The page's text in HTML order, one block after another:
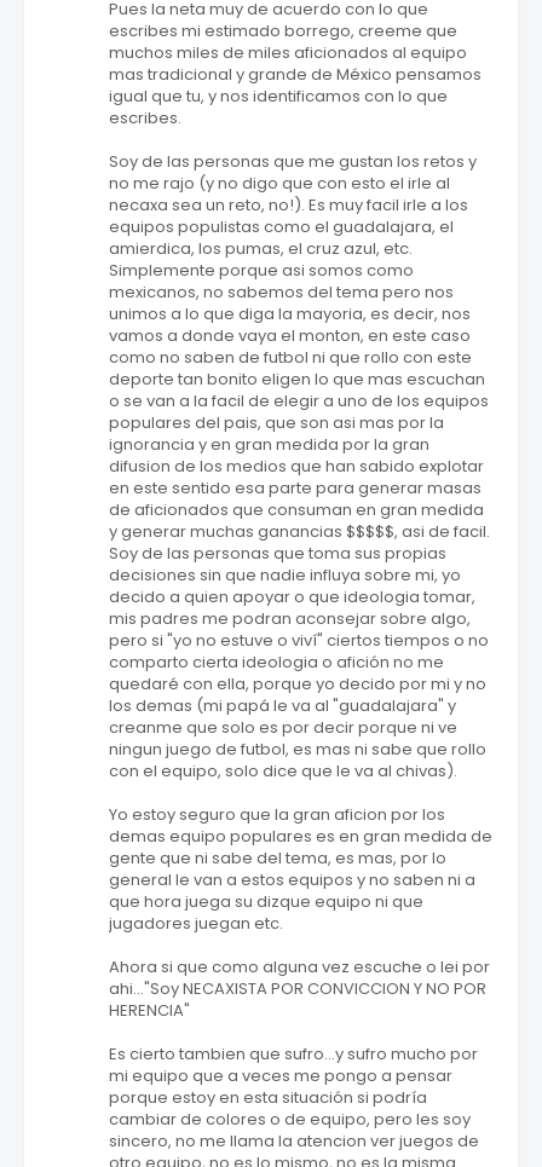
Pues la neta muy de acuerdo con lo que
escribes mi estimado borrego, creeme que
muchos miles de miles aficionados al equipo
mas tradicional y grande de México pensamos
igual que tu, y nos identificamos con lo que
escribes.
Soy de las personas que me gustan los retos y
no me rajo (y no digo que con esto el irle al
necaxa sea un reto, no!). Es muy facil irle a los
equipos populistas como el guadalajara, el
amierdica, los pumas, el cruz azul, etc.
Simplemente porque asi somos como
mexicanos, no sabemos del tema pero nos
unimos a lo que diga la mayoria, es decir, nos
vamos a donde vaya el monton, en este caso
como no saben de futbol ni que rollo con este
deporte tan bonito eligen lo que mas escuchan
o se van a la facil de elegir a uno de los equipos
populares del pais, que son asi mas por la
ignorancia y en gran medida por la gran
difusion de los medios que han sabido explotar
en este sentido esa parte para generar masas
de aficionados que consuman en gran medida
y generar muchas ganancias $$$$$, asi de facil.
Soy de las personas que toma sus propias
decisiones sin que nadie influya sobre mi, yo
decido a quien apoyar o que ideologia tomar,
mis padres me podran aconsejar sobre algo,
pero si "yo no estuve o viví" ciertos tiempos o no
comparto cierta ideologia o afición no me
quedaré con ella, porque yo decido por mi y no
los demas (mi papá le va al "guadalajara" y
creanme que solo es por decir porque ni ve
ningun juego de futbol, es mas ni sabe que rollo
con el equipo, solo dice que le va al chivas).
Yo estoy seguro que la gran aficion por los
demas equipo populares es en gran medida de
gente que ni sabe del tema, es mas, por lo
general le van a estos equipos y no saben ni a
que hora juega su dizque equipo ni que
jugadores juegan etc.
Ahora si que como alguna vez escuche o lei por
ahi..."Soy NECAXISTA POR CONVICCION Y NO POR
HERENCIA"
Es cierto tambien que sufro...y sufro mucho por
mi equipo que a veces me pongo a pensar
porque estoy en esta situación si podría
cambiar de colores o de equipo, pero les soy
sincero, no me llama la atencion ver juegos de